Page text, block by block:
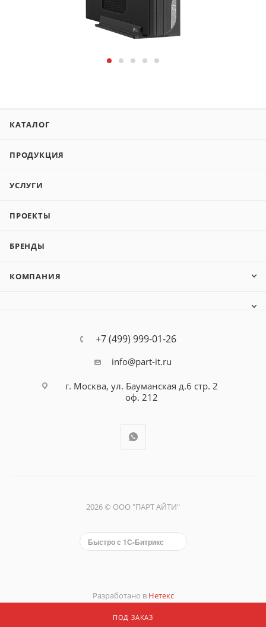
ПОД ЗАКАЗ
КАТАЛОГ
ПРОДУКЦИЯ
УСЛУГИ
ПРОЕКТЫ
БРЕНДЫ
КОМПАНИЯ
+7 (499) 999-01-26
info@part-it.ru
г. Москва, ул. Бауманская д.6 стр. 2
оф. 212
2026 © ООО "ПАРТ АЙТИ"
Быстро с 1С-Битрикс
Разработано в Нетекс